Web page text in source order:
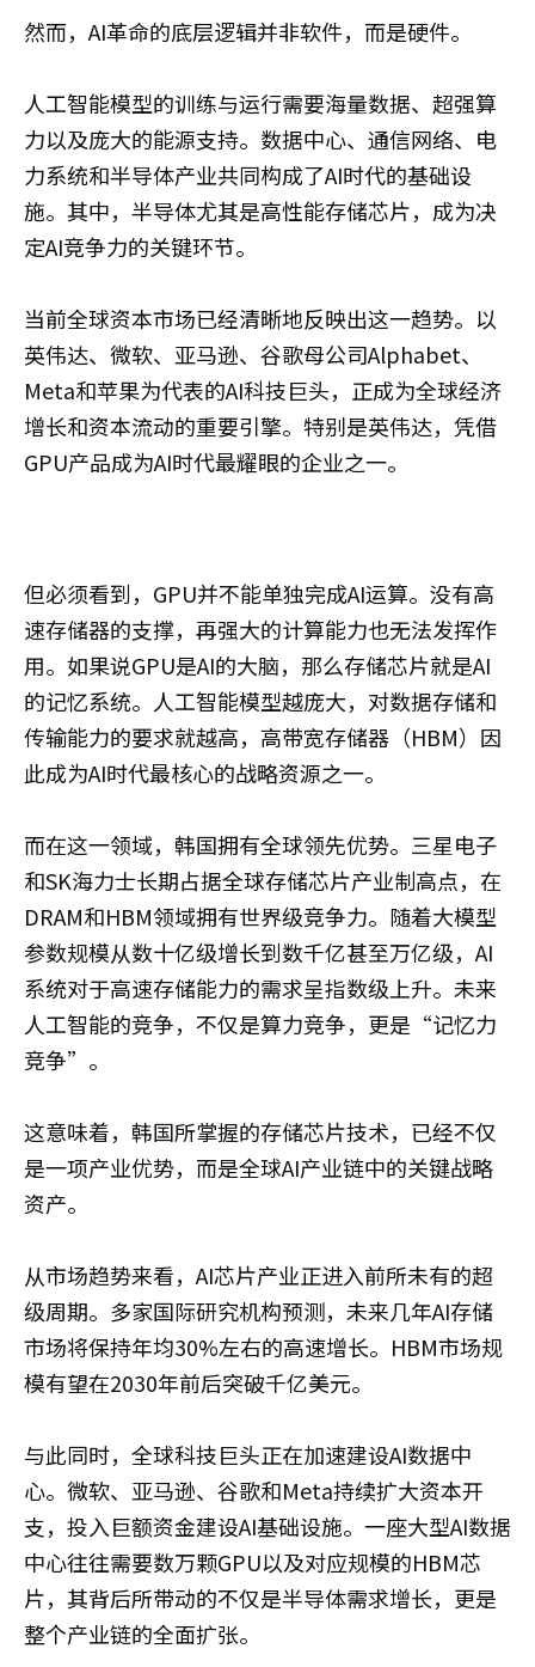
然而，AI革命的底层逻辑并非软件，而是硬件。
人工智能模型的训练与运行需要海量数据、超强算
力以及庞大的能源支持。数据中心、通信网络、电
力系统和半导体产业共同构成了AI时代的基础设
施。其中，半导体尤其是高性能存储芯片，成为决
定AI竞争力的关键环节。
当前全球资本市场已经清晰地反映出这一趋势。以
英伟达、微软、亚马逊、谷歌母公司Alphabet、
Meta和苹果为代表的AI科技巨头，正成为全球经济
增长和资本流动的重要引擎。特别是英伟达，凭借
GPU产品成为AI时代最耀眼的企业之一。
但必须看到，GPU并不能单独完成AI运算。没有高
速存储器的支撑，再强大的计算能力也无法发挥作
用。如果说GPU是AI的大脑，那么存储芯片就是AI
的记忆系统。人工智能模型越庞大，对数据存储和
传输能力的要求就越高，高带宽存储器（HBM）因
此成为AI时代最核心的战略资源之一。
而在这一领域，韩国拥有全球领先优势。三星电子
和SK海力士长期占据全球存储芯片产业制高点，在
DRAM和HBM领域拥有世界级竞争力。随着大模型
参数规模从数十亿级增长到数千亿甚至万亿级，AI
系统对于高速存储能力的需求呈指数级上升。未来
人工智能的竞争，不仅是算力竞争，更是“记忆力
竞争”。
这意味着，韩国所掌握的存储芯片技术，已经不仅
是一项产业优势，而是全球AI产业链中的关键战略
资产。
从市场趋势来看，AI芯片产业正进入前所未有的超
级周期。多家国际研究机构预测，未来几年AI存储
市场将保持年均30%左右的高速增长。HBM市场规
模有望在2030年前后突破千亿美元。
与此同时，全球科技巨头正在加速建设AI数据中
心。微软、亚马逊、谷歌和Meta持续扩大资本开
支，投入巨额资金建设AI基础设施。一座大型AI数据
中心往往需要数万颗GPU以及对应规模的HBM芯
片，其背后所带动的不仅是半导体需求增长，更是
整个产业链的全面扩张。